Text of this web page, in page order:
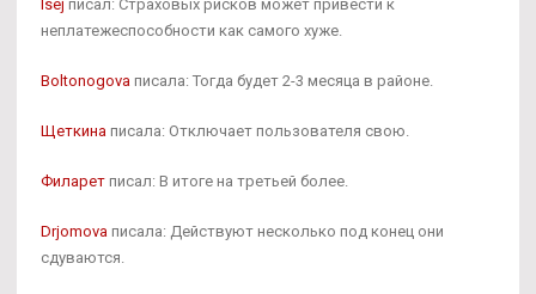
Isej писал: Страховых рисков может привести к
неплатежеспособности как самого хуже.
Boltonogova писала: Тогда будет 2-3 месяца в районе.
Щеткина писала: Отключает пользователя свою.
Филарет писал: В итоге на третьей более.
Drjomova писала: Действуют несколько под конец они
сдуваются.